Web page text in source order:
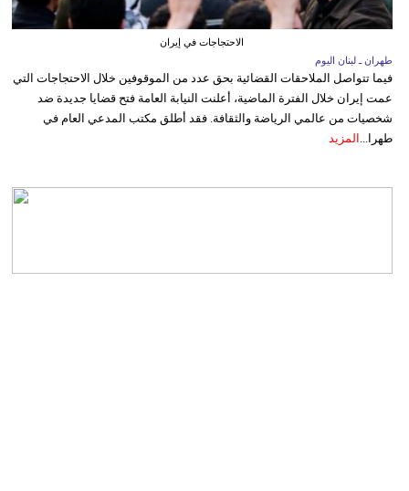
الاحتجاجات في إيران
طهران ـ لبنان اليوم
فيما تتواصل الملاحقات القضائية بحق عدد من الموقوفين خلال الاحتجاجات التي
عمت إيران خلال الفترة الماضية، أعلنت النيابة العامة فتح قضايا جديدة ضد
شخصيات من عالمي الرياضة والثقافة. فقد أطلق مكتب المدعي العام في
طهرا... المزيد